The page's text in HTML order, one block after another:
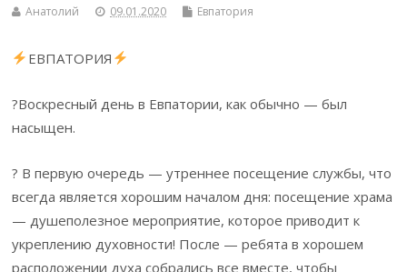
Анатолий 09.01.2020 Евпатория
ЕВПАТОРИЯ
?Воскресный день в Евпатории, как обычно — был
насыщен.
? В первую очередь — утреннее посещение службы, что
всегда является хорошим началом дня: посещение храма
— душеполезное мероприятие, которое приводит к
укреплению духовности! После — ребята в хорошем
расположении духа собрались все вместе, чтобы